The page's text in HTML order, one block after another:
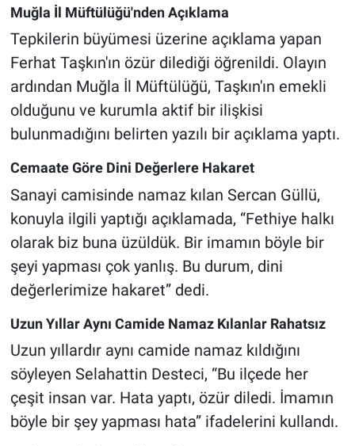
Muğla İl Müftülüğü'nden Açıklama
Tepkilerin büyümesi üzerine açıklama yapan
Ferhat Taşkın'ın özür dilediği öğrenildi. Olayın
ardından Muğla İl Müftülüğü, Taşkın'ın emekli
olduğunu ve kurumla aktif bir ilişkisi
bulunmadığını belirten yazılı bir açıklama yaptı.
Cemaate Göre Dini Değerlere Hakaret
Sanayi camisinde namaz kılan Sercan Güllü,
konuyla ilgili yaptığı açıklamada, “Fethiye halkı
olarak biz buna üzüldük. Bir imamın böyle bir
şeyi yapması çok yanlış. Bu durum, dini
değerlerimize hakaret” dedi.
Uzun Yıllar Aynı Camide Namaz Kılanlar Rahatsız
Uzun yıllardır aynı camide namaz kıldığını
söyleyen Selahattin Desteci, “Bu ilçede her
çeşit insan var. Hata yaptı, özür diledi. İmamın
böyle bir şey yapması hata” ifadelerini kullandı.